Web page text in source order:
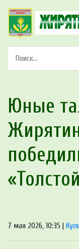
Юные
7 мая 2026, 10:35 |